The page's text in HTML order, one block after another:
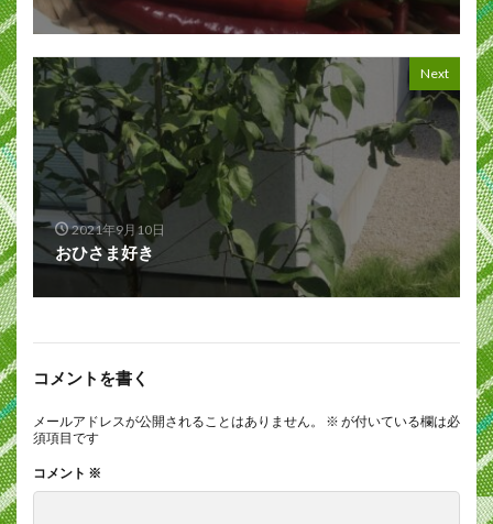
Next
2021年9月10日
おひさま好き
コメントを書く
メールアドレスが公開されることはありません。 ※ が付いている欄は必
須項目です
コメント ※